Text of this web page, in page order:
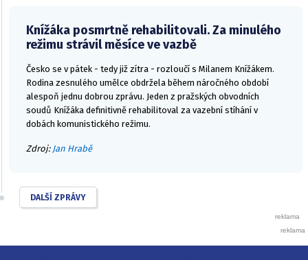
Knížáka posmrtně rehabilitovali. Za minulého
režimu strávil měsíce ve vazbě
Česko se v pátek - tedy již zítra - rozloučí s Milanem Knížákem.
Rodina zesnulého umělce obdržela během náročného období
alespoň jednu dobrou zprávu. Jeden z pražských obvodních
soudů Knížáka definitivně rehabilitoval za vazební stíhání v
dobách komunistického režimu.
Zdroj: Jan Hrabě
DALŠÍ ZPRÁVY